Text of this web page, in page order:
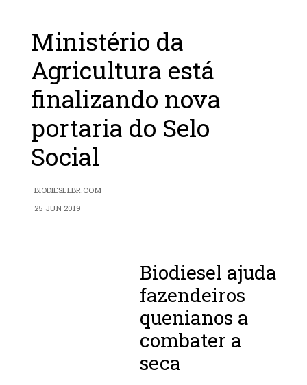
Ministério da
Agricultura está
finalizando nova
portaria do Selo
Social
BIODIESELBR.COM
25 JUN 2019
Biodiesel ajuda
fazendeiros
quenianos a
combater a
seca